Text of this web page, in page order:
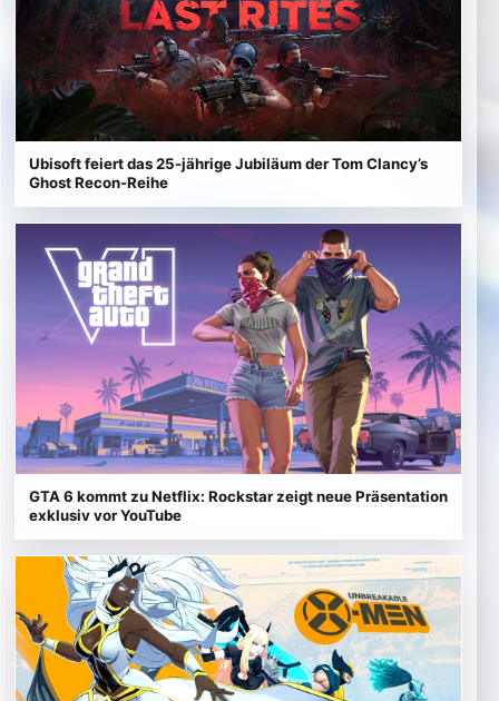
Ubisoft feiert das 25-jährige Jubiläum der Tom Clancy’s
Ghost Recon-Reihe
GTA 6 kommt zu Netflix: Rockstar zeigt neue Präsentation
exklusiv vor YouTube